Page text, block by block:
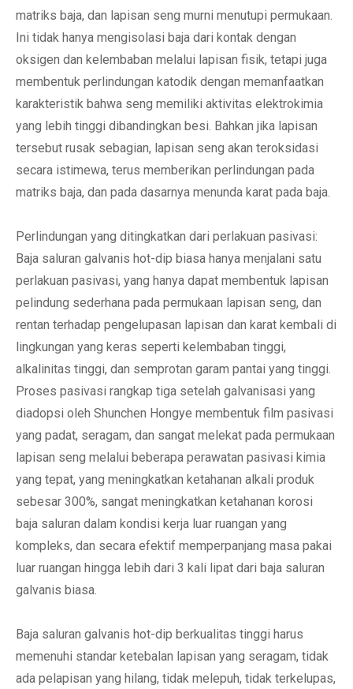
matriks baja, dan lapisan seng murni menutupi permukaan.
Ini tidak hanya mengisolasi baja dari kontak dengan
oksigen dan kelembaban melalui lapisan fisik, tetapi juga
membentuk perlindungan katodik dengan memanfaatkan
karakteristik bahwa seng memiliki aktivitas elektrokimia
yang lebih tinggi dibandingkan besi. Bahkan jika lapisan
tersebut rusak sebagian, lapisan seng akan teroksidasi
secara istimewa, terus memberikan perlindungan pada
matriks baja, dan pada dasarnya menunda karat pada baja.
Perlindungan yang ditingkatkan dari perlakuan pasivasi:
Baja saluran galvanis hot-dip biasa hanya menjalani satu
perlakuan pasivasi, yang hanya dapat membentuk lapisan
pelindung sederhana pada permukaan lapisan seng, dan
rentan terhadap pengelupasan lapisan dan karat kembali di
lingkungan yang keras seperti kelembaban tinggi,
alkalinitas tinggi, dan semprotan garam pantai yang tinggi.
Proses pasivasi rangkap tiga setelah galvanisasi yang
diadopsi oleh Shunchen Hongye membentuk film pasivasi
yang padat, seragam, dan sangat melekat pada permukaan
lapisan seng melalui beberapa perawatan pasivasi kimia
yang tepat, yang meningkatkan ketahanan alkali produk
sebesar 300%, sangat meningkatkan ketahanan korosi
baja saluran dalam kondisi kerja luar ruangan yang
kompleks, dan secara efektif memperpanjang masa pakai
luar ruangan hingga lebih dari 3 kali lipat dari baja saluran
galvanis biasa.
Baja saluran galvanis hot-dip berkualitas tinggi harus
memenuhi standar ketebalan lapisan yang seragam, tidak
ada pelapisan yang hilang, tidak melepuh, tidak terkelupas,